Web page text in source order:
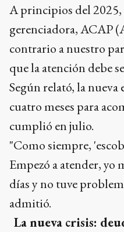
A principios del 2025,
gerenciadora, ACAP
contrario a nuestro
que la atención debe
Según relató, la
cuatro meses para
cumplió en julio.
"Como siempre,
Empezó a atender, yo
días y no tuve
admitió.
La nueva crisis: